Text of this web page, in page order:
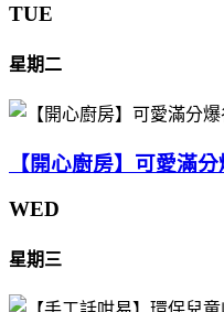
TUE
星期二
【開心廚房】可愛滿
WED
星期三